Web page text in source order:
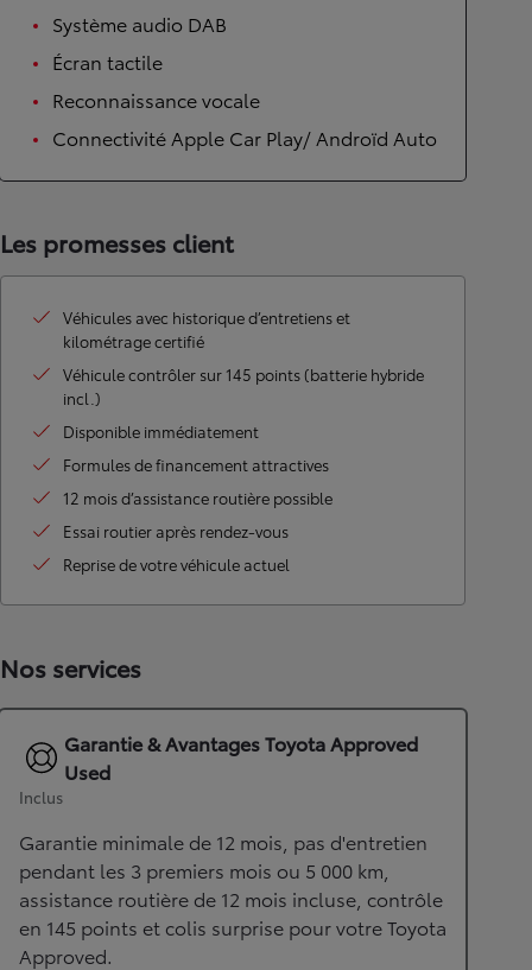
Système audio DAB
Écran tactile
Reconnaissance vocale
Connectivité Apple Car Play/ Androïd Auto
Les promesses client
Véhicules avec historique d’entretiens et
kilométrage certifié
Véhicule contrôler sur 145 points (batterie hybride
incl.)
Disponible immédiatement
Formules de financement attractives
12 mois d’assistance routière possible
Essai routier après rendez-vous
Reprise de votre véhicule actuel
Nos services
Garantie & Avantages Toyota Approved
Used
Inclus
Garantie minimale de 12 mois, pas d'entretien
pendant les 3 premiers mois ou 5 000 km,
assistance routière de 12 mois incluse, contrôle
en 145 points et colis surprise pour votre Toyota
Approved.